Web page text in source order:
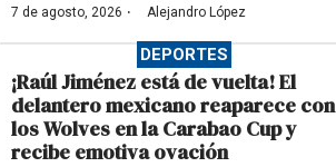
7 de agosto, 2026 · Alejandro López
DEPORTES
¡Raúl Jiménez está de vuelta! El
delantero mexicano reaparece con
los Wolves en la Carabao Cup y
recibe emotiva ovación